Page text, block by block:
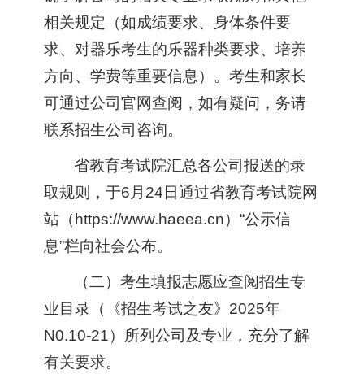
相关规定（如成绩要求、身体条件要
求、对器乐考生的乐器种类要求、培养
方向、学费等重要信息）。考生和家长
可通过公司官网查阅，如有疑问，务请
联系招生公司咨询。
省教育考试院汇总各公司报送的录
取规则，于6月24日通过省教育考试院网
站（https://www.haeea.cn）“公示信
息”栏向社会公布。
（二）考生填报志愿应查阅招生专
业目录（《招生考试之友》2025年
N0.10-21）所列公司及专业，充分了解
有关要求。